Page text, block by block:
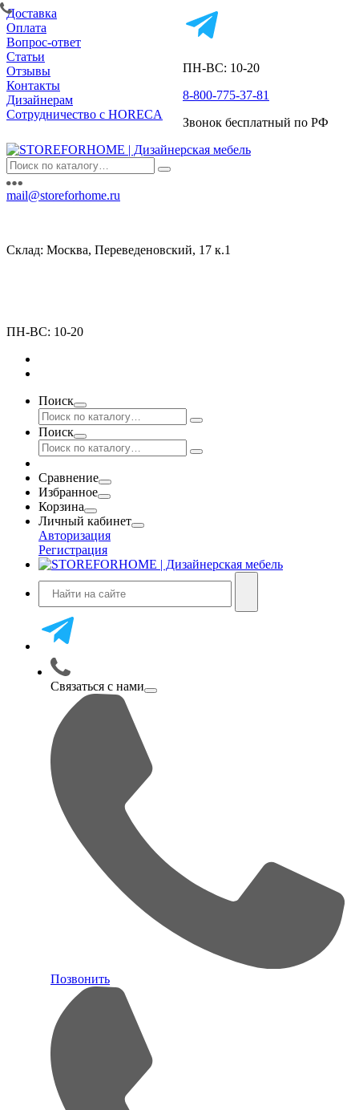
Доставка
Оплата
Вопрос-ответ
Статьи
Отзывы
Контакты
Дизайнерам
Сотрудничество с HORECA
ПН-ВС: 10-20
8-800-775-37-81
Звонок бесплатный по РФ
mail@storeforhome.ru
Склад: Москва, Переведеновский, 17 к.1
ПН-ВС: 10-20
Поиск
Поиск
Сравнение
Избранное
Корзина
Личный кабинет
Авторизация
Регистрация
Связаться с нами
Позвонить